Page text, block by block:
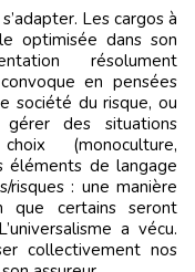
Les cargos à
optimisée dans son
résolument
en pensées
société du risque, ou
des situations
(monoculture,
éléments de langage
risques : une manière
certains seront
a vécu.
collectivement nos